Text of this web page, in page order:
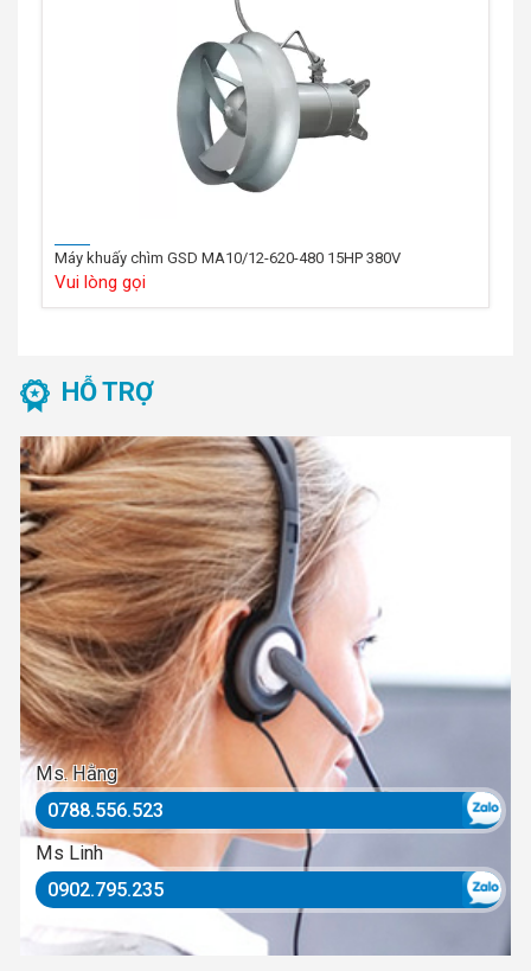
Máy khuấy chìm GSD MA10/12-620-480 15HP 380V
Vui lòng gọi
HỖ TRỢ
Ms. Hằng
0788.556.523
Ms Linh
0902.795.235